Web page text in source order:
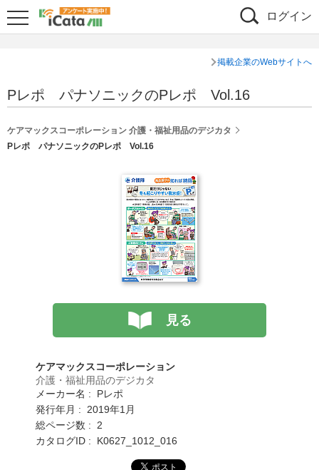
ログイン
掲載企業のWebサイトへ
Pレポ パナソニックのPレポ Vol.16
ケアマックスコーポレーション 介護・福祉用品のデジカタ
Pレポ パナソニックのPレポ Vol.16
見る
ケアマックスコーポレーション
介護・福祉用品のデジカタ
メーカー名 : Pレポ
発行年月 : 2019年1月
総ページ数 : 2
カタログID : K0627_1012_016